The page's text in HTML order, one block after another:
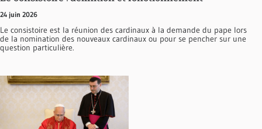
24 juin 2026
Le consistoire est la réunion des cardinaux à la demande du pape lors
de la nomination des nouveaux cardinaux ou pour se pencher sur une
question particulière.